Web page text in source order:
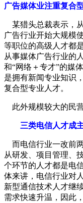
广告媒体业注重复合
某猎头总裁表示，
广告行业开始大规模
等职位的高级人才都
从事媒体广告行业的
和“网络＋专才”的媒
是拥有新闻专业知识
复合型专业人才。
此外规模较大的民
三类电信人才成
而电信行业一改前
从研发、项目管理、
个环节的人才都是电
体来讲，电信行业对
新型通信技术人才继
需求快速升温，因此